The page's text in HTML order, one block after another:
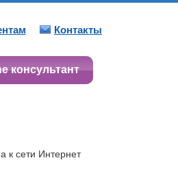
Контакты
консультант
к сети Интернет